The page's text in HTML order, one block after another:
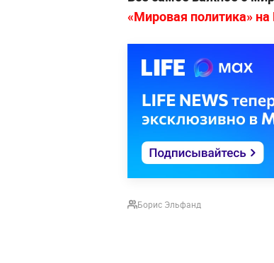
«Мировая политика»
Борис Эльфанд